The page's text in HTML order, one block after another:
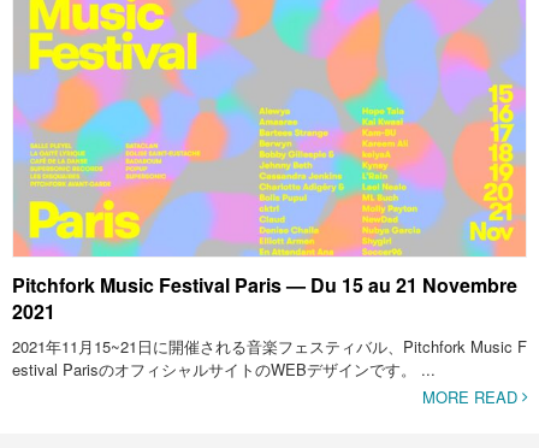
Pitchfork Music Festival Paris — Du 15 au 21 Novembre
2021
2021年11月15~21日に開催される音楽フェスティバル、Pitchfork Music F
estival ParisのオフィシャルサイトのWEBデザインです。 ...
MORE READ